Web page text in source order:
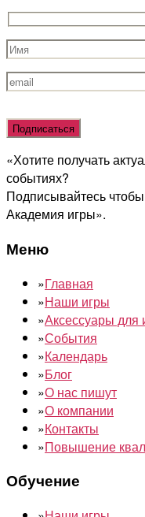
Оставьте
это
пустым.
«Хотите получать
событиях?
Подписывайтесь
Академия игры».
Меню
»Главная
»Наши игры
»Аксессуары для
»События
»Календарь
»Блог
»О нас пишут
»О компании
»Контакты
»Повышение
Обучение